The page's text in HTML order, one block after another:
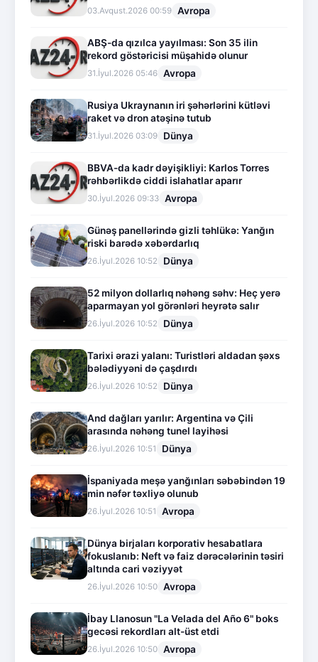
03.Avqust.2026 00:59 Avropa
ABŞ-da qızılca yayılması: Son 35 ilin
rekord göstəricisi müşahidə olunur
31.İyul.2026 05:46 Avropa
Rusiya Ukraynanın iri şəhərlərini kütləvi
raket və dron atəşinə tutub
31.İyul.2026 03:09 Dünya
BBVA-da kadr dəyişikliyi: Karlos Torres
rəhbərlikdə ciddi islahatlar aparır
30.İyul.2026 09:33 Avropa
Günəş panellərində gizli təhlükə: Yanğın
riski barədə xəbərdarlıq
26.İyul.2026 10:52 Dünya
52 milyon dollarlıq nəhəng səhv: Heç yerə
aparmayan yol görənləri heyrətə salır
26.İyul.2026 10:52 Dünya
Tarixi ərazi yalanı: Turistləri aldadan şəxs
bələdiyyəni də çaşdırdı
26.İyul.2026 10:52 Dünya
And dağları yarılır: Argentina və Çili
arasında nəhəng tunel layihəsi
26.İyul.2026 10:51 Dünya
İspaniyada meşə yanğınları səbəbindən 19
min nəfər təxliyə olunub
26.İyul.2026 10:51 Avropa
Dünya birjaları korporativ hesabatlara
fokuslanıb: Neft və faiz dərəcələrinin təsiri
altında cari vəziyyət
26.İyul.2026 10:50 Avropa
İbay Llanosun "La Velada del Año 6" boks
gecəsi rekordları alt-üst etdi
26.İyul.2026 10:50 Avropa